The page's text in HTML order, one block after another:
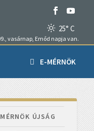
25° C
vasárnap, Emőd napja van.
E-MÉRNÖK
ÚJSÁG